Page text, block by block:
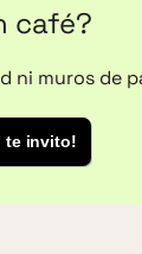
café?
ni muros de
te invito!